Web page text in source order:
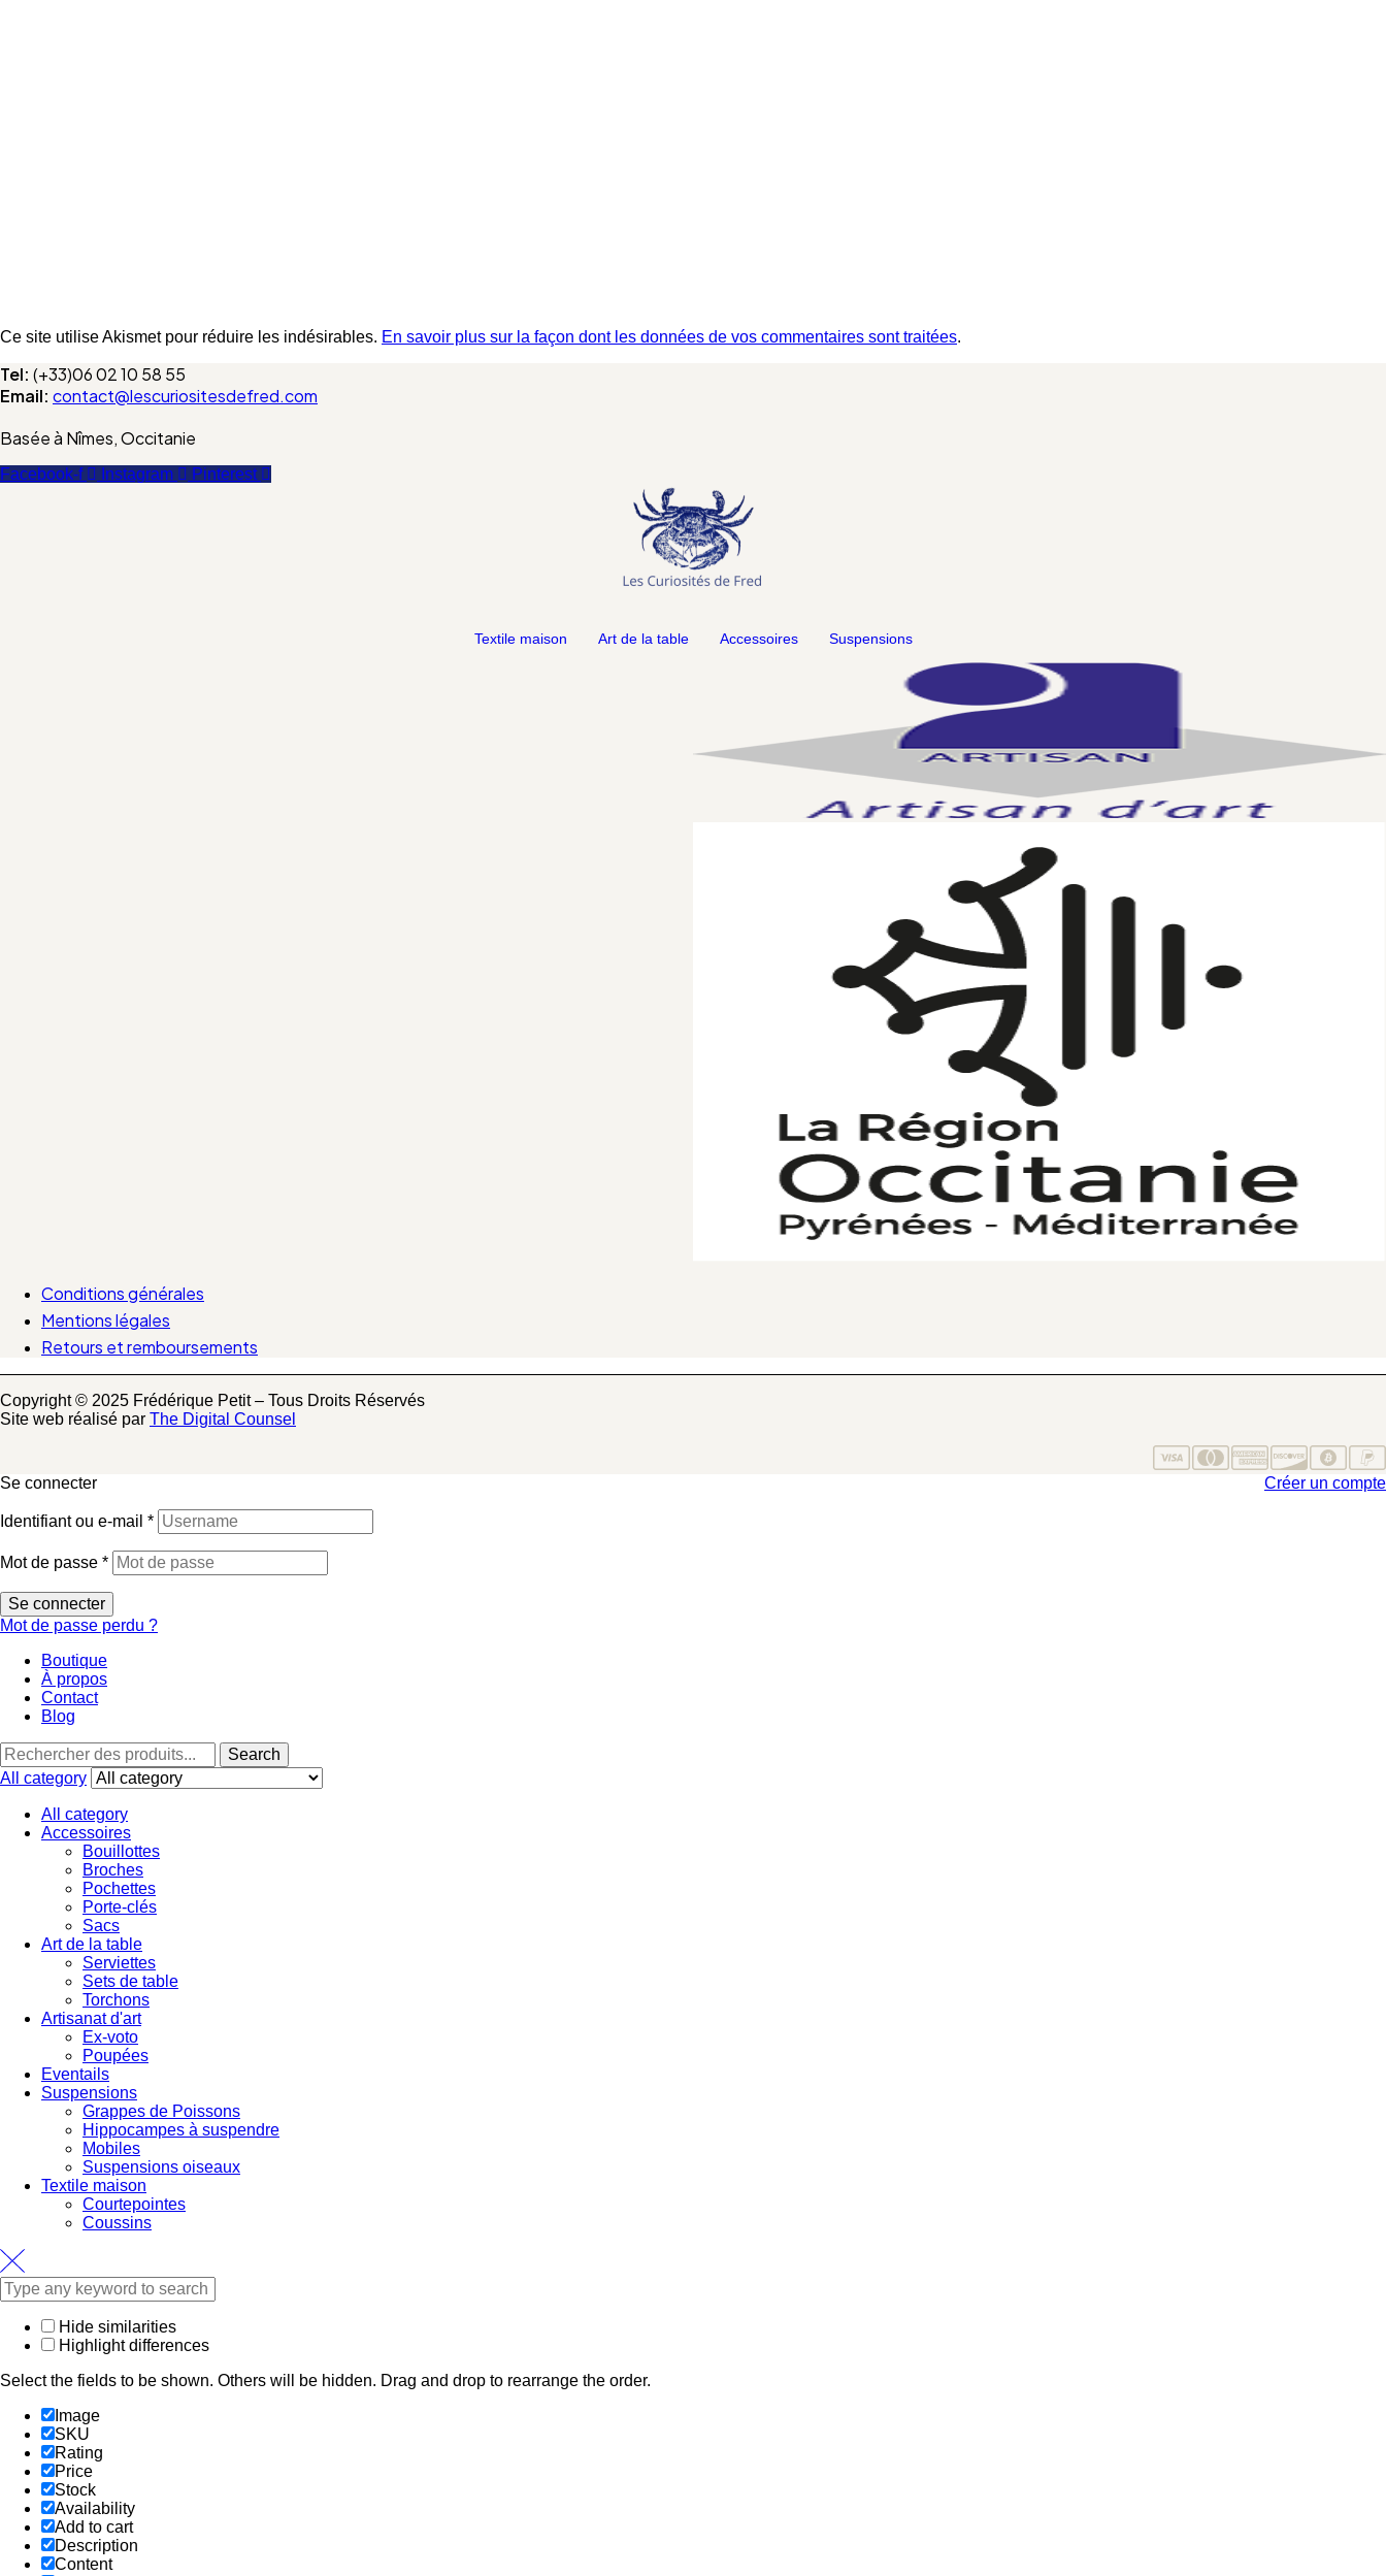
Ce site utilise Akismet pour réduire les indésirables. En savoir plus sur la façon dont les données de vos commentaires sont traitées.
Tel: (+33)06 02 10 58 55
Email: contact@lescuriositesdefred.com
Basée à Nîmes, Occitanie
Facebook-f Instagram Pinterest
Textile maison Art de la table Accessoires Suspensions
Conditions générales
Mentions légales
Retours et remboursements
Copyright © 2025 Frédérique Petit – Tous Droits Réservés
Site web réalisé par The Digital Counsel
Se connecter Créer un compte
Identifiant ou e-mail *
Mot de passe *
Se connecter
Mot de passe perdu ?
Boutique
À propos
Contact
Blog
Search
for:
Search
All category
All category
Accessoires
Bouillottes
Broches
Pochettes
Porte-clés
Sacs
Art de la table
Serviettes
Sets de table
Torchons
Artisanat d'art
Ex-voto
Poupées
Eventails
Suspensions
Grappes de Poissons
Hippocampes à suspendre
Mobiles
Suspensions oiseaux
Textile maison
Courtepointes
Coussins
Hide similarities
Highlight differences
Select the fields to be shown. Others will be hidden. Drag and drop to rearrange the order.
Image
SKU
Rating
Price
Stock
Availability
Add to cart
Description
Content